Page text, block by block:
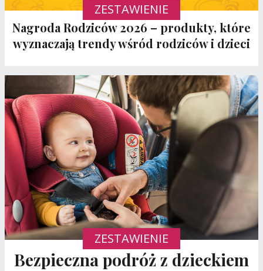
ZESTAWIENIE
Nagroda Rodziców 2026 – produkty, które
wyznaczają trendy wśród rodziców i dzieci
ZESTAWIENIE
Bezpieczna podróż z dzieckiem